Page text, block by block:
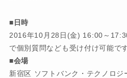
■日時
2016年10月28日(金) 16:00～
で個別質問なども受け付け可能です
■会場
新宿区 ソフトバンク・テクノロ